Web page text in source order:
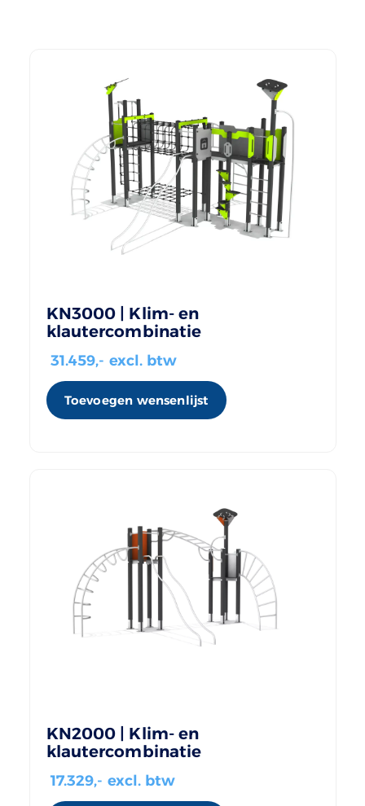
KN3000 | Klim- en
klautercombinatie
31.459,- excl. btw
Toevoegen wensenlijst
KN2000 | Klim- en
klautercombinatie
17.329,- excl. btw